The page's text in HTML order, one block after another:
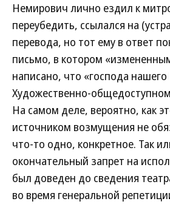
Немирович лично ездил к
переубедить, ссылался на
перевода, но тот ему в ответ
письмо, в котором
написано, что «господа нашего
Художественно-
На самом деле, вероятно, как
источником возмущения не
что-то одно, конкретное. Так
окончательный запрет на
был доведен до сведения
во время генеральной